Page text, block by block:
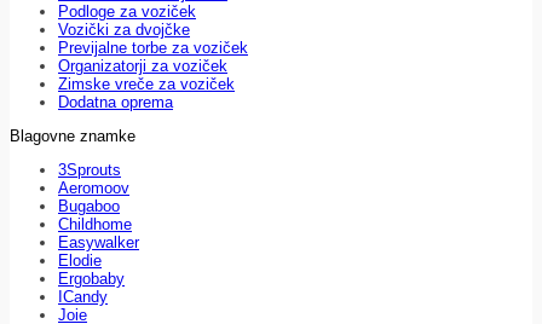
Podloge za voziček
Vozički za dvojčke
Previjalne torbe za voziček
Organizatorji za voziček
Zimske vreče za voziček
Dodatna oprema
Blagovne znamke
3Sprouts
Aeromoov
Bugaboo
Childhome
Easywalker
Elodie
Ergobaby
ICandy
Joie